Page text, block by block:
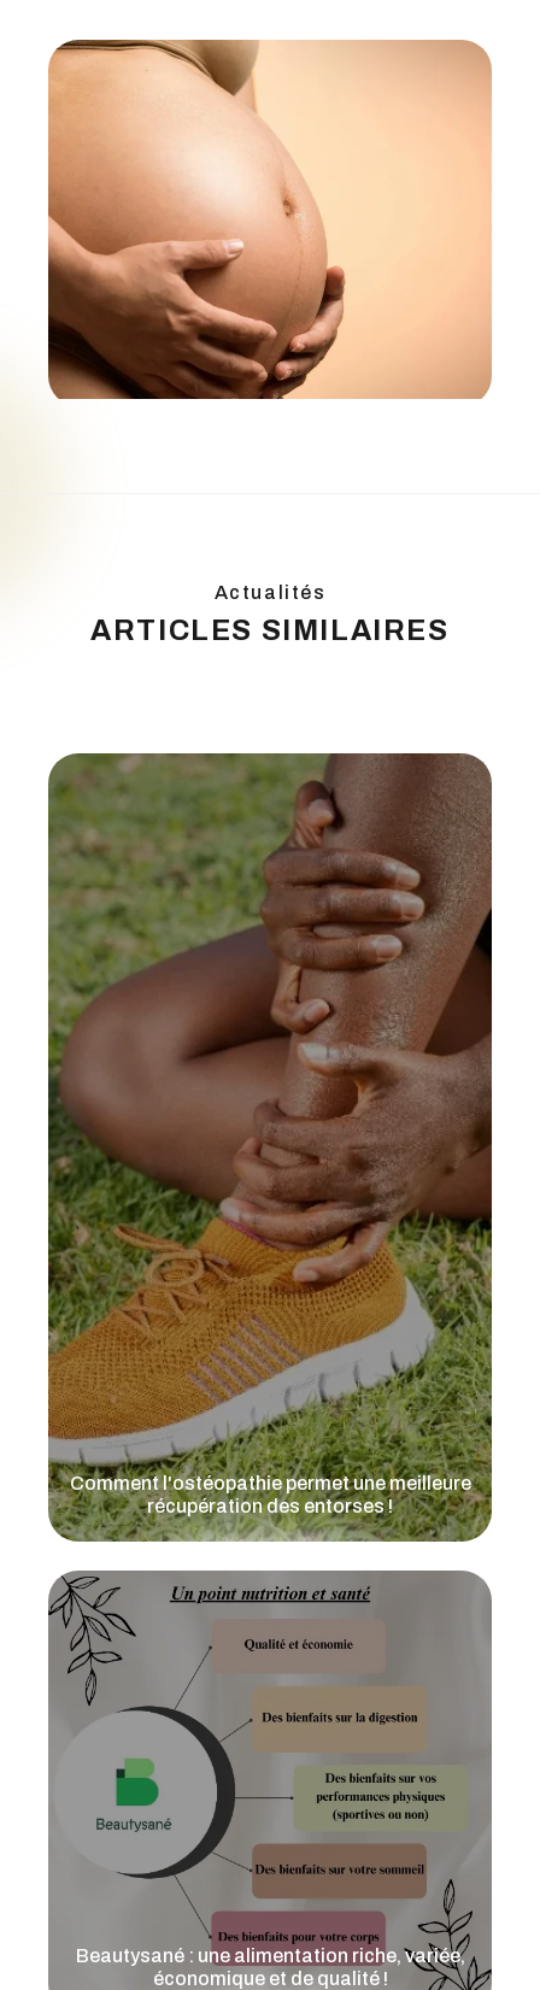
Actualités
ARTICLES SIMILAIRES
Comment l'ostéopathie permet une meilleure
récupération des entorses !
Lire l'article
Beautysané : une alimentation riche, variée,
économique et de qualité !